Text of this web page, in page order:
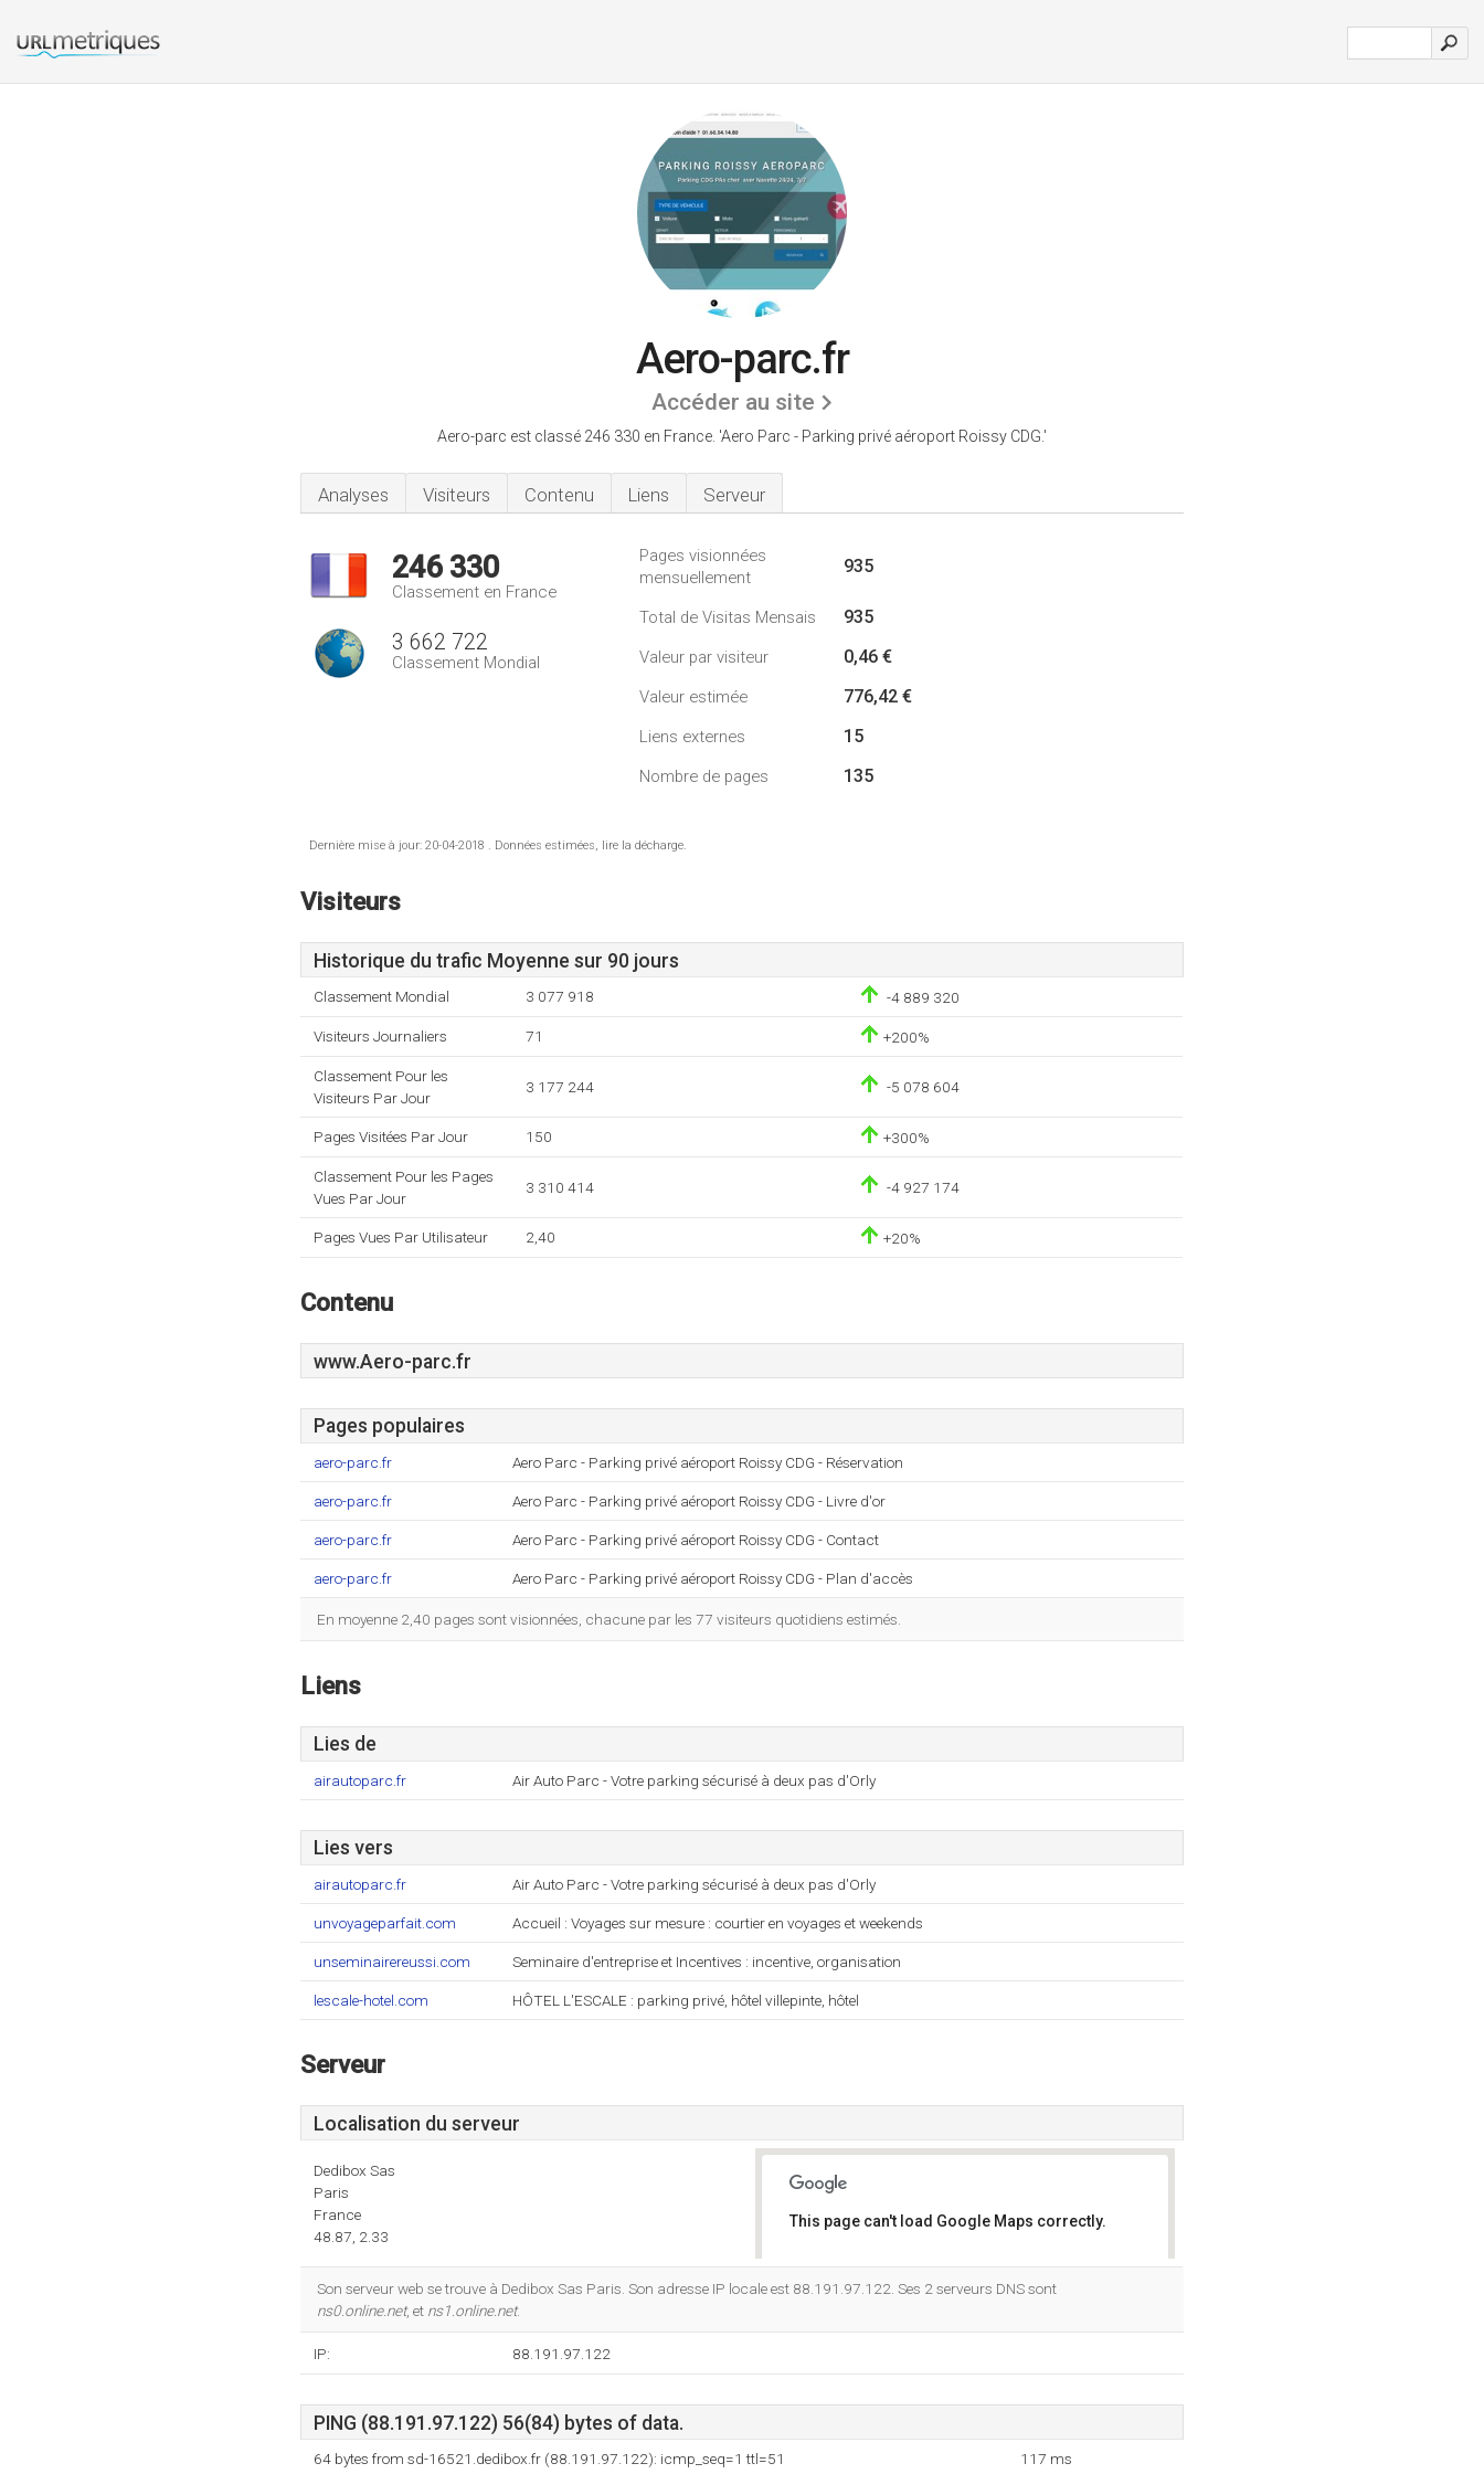
Aero-parc.fr
Accéder au site
Aero-parc est classé 246 330 en France. 'Aero Parc - Parking privé aéroport Roissy CDG.'
Analyses Visiteurs Contenu Liens Serveur
246 330
Classement en France
3 662 722
Classement Mondial
Pages visionnées
mensuellement
935
Total de Visitas Mensais 935
Valeur par visiteur 0,46 €
Valeur estimée 776,42 €
Liens externes 15
Nombre de pages 135
Dernière mise à jour: 20-04-2018 . Données estimées, lire la décharge.
Visiteurs
Historique du trafic Moyenne sur 90 jours
Classement Mondial 3 077 918 -4 889 320
Visiteurs Journaliers 71 +200%
Classement Pour les
Visiteurs Par Jour
3 177 244 -5 078 604
Pages Visitées Par Jour 150 +300%
Classement Pour les Pages
Vues Par Jour
3 310 414 -4 927 174
Pages Vues Par Utilisateur 2,40 +20%
Contenu
www.Aero-parc.fr
Pages populaires
aero-parc.fr Aero Parc - Parking privé aéroport Roissy CDG - Réservation
aero-parc.fr Aero Parc - Parking privé aéroport Roissy CDG - Livre d'or
aero-parc.fr Aero Parc - Parking privé aéroport Roissy CDG - Contact
aero-parc.fr Aero Parc - Parking privé aéroport Roissy CDG - Plan d'accès
En moyenne 2,40 pages sont visionnées, chacune par les 77 visiteurs quotidiens estimés.
Liens
Lies de
airautoparc.fr Air Auto Parc - Votre parking sécurisé à deux pas d'Orly
Lies vers
airautoparc.fr Air Auto Parc - Votre parking sécurisé à deux pas d'Orly
unvoyageparfait.com Accueil : Voyages sur mesure : courtier en voyages et weekends
unseminairereussi.com Seminaire d'entreprise et Incentives : incentive, organisation
lescale-hotel.com HÔTEL L'ESCALE : parking privé, hôtel villepinte, hôtel
Serveur
Localisation du serveur
Dedibox Sas
Paris
France
48.87, 2.33
This page can't load Google Maps correctly.
Son serveur web se trouve à Dedibox Sas Paris. Son adresse IP locale est 88.191.97.122. Ses 2 serveurs DNS sont
ns0.online.net, et ns1.online.net.
IP: 88.191.97.122
PING (88.191.97.122) 56(84) bytes of data.
64 bytes from sd-16521.dedibox.fr (88.191.97.122): icmp_seq=1 ttl=51 117 ms